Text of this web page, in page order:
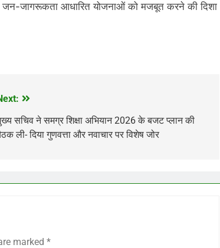
जन-जागरूकता आधारित योजनाओं को मजबूत करने की दिशा
सचिव ने समग्र शिक्षा अभियान 2026 के बजट प्लान की
ली- दिया गुणवत्ता और नवाचार पर विशेष जोर
marked *